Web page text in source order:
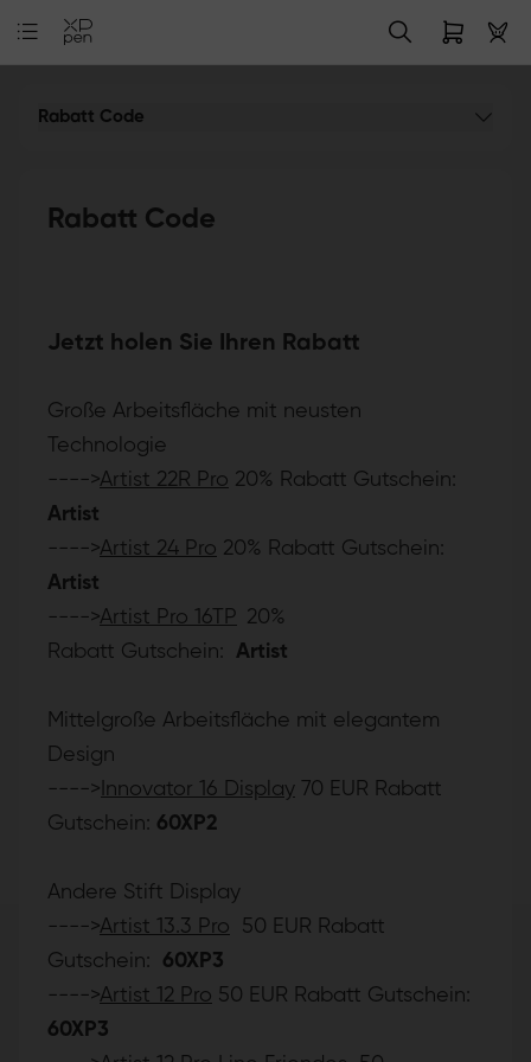
Rabatt Code
Rabatt Code
Jetzt holen Sie Ihren Rabatt
Große Arbeitsfläche mit neusten
Technologie
---->Artist 22R Pro 20% Rabatt Gutschein:
Artist
---->Artist 24 Pro 20% Rabatt Gutschein:
Artist
---->Artist Pro 16TP 20%
Rabatt Gutschein:
Artist
Mittelgroße Arbeitsfläche mit elegantem
Design
----> Innovator 16 Display 70 EUR Rabatt
Gutschein: 60XP2
Andere Stift Display
---->Artist 13.3 Pro 50 EUR Rabatt
Gutschein: 60XP3
---->Artist 12 Pro 50 EUR Rabatt Gutschein:
60XP3